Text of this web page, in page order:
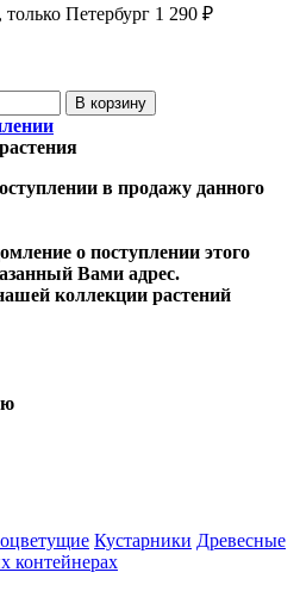
Петербург 1 290 ₽
в продажу данного
о поступлении этого
Вами адрес.
коллекции растений
Кустарники Древесные
контейнерах